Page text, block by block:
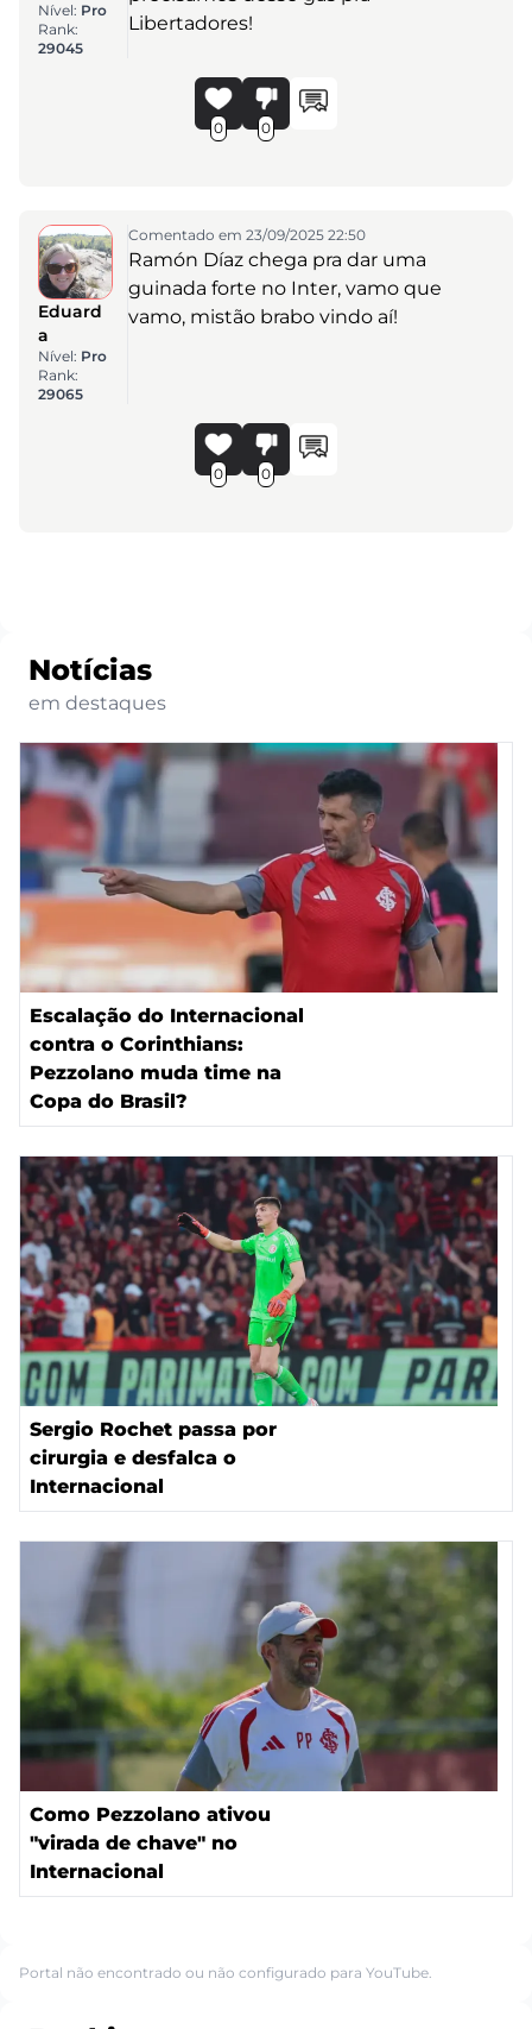
Nível: Pro
Rank:
29045
Libertadores!
0 0
Eduard
a
Nível: Pro
Rank:
29065
Comentado em 23/09/2025 22:50
Ramón Díaz chega pra dar uma
guinada forte no Inter, vamo que
vamo, mistão brabo vindo aí!
0 0
Notícias
em destaques
Escalação do Internacional
contra o Corinthians:
Pezzolano muda time na
Copa do Brasil?
Sergio Rochet passa por
cirurgia e desfalca o
Internacional
Como Pezzolano ativou
"virada de chave" no
Internacional
Portal não encontrado ou não configurado para YouTube.